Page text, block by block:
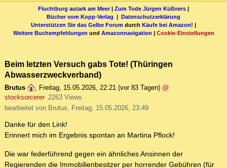
Fluchtburg autark am Meer| Zum Tode Jürgen Küßners |
Bücher vom Kopp-Verlag | Datenschutzerklärung
Unterstützen Sie das Gelbe Forum durch Käufe bei Amazon! |
Weitere Buchempfehlungen und Amazonnavigation | Cookie-Einstellungen
Beim letzten Versuch gabs Tote! (Thüringen
Abwasserzweckverband)
Brutus , Freitag, 15.05.2026, 22:21 (vor 83 Tagen) @
stocksorcerer 2263 Views
bearbeitet von Brutus, Freitag, 15.05.2026, 23:49
Danke für den Link!
Erinnert mich im Ergebnis spontan an Martina Pflock!
Die war federführend gegen ein ähnliches Ansinnen der
Regierenden die Immobilienbesitzer per horrender Gebühren (für